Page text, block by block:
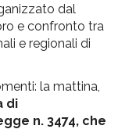
dal
e confronto tra
e regionali di
la mattina,
di
n. 3474, che